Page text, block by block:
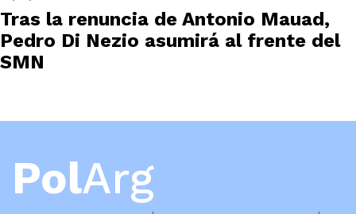
Tras la renuncia de Antonio Mauad,
Pedro Di Nezio asumirá al frente del
SMN
PolArg